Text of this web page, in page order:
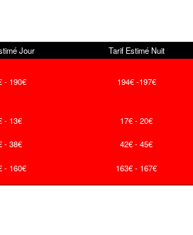
Jour Tarif Estimé Nuit
- 190€ 194€ -197€
- 13€ 17€ - 20€
- 38€ 42€ - 45€
- 160€ 163€ - 167€